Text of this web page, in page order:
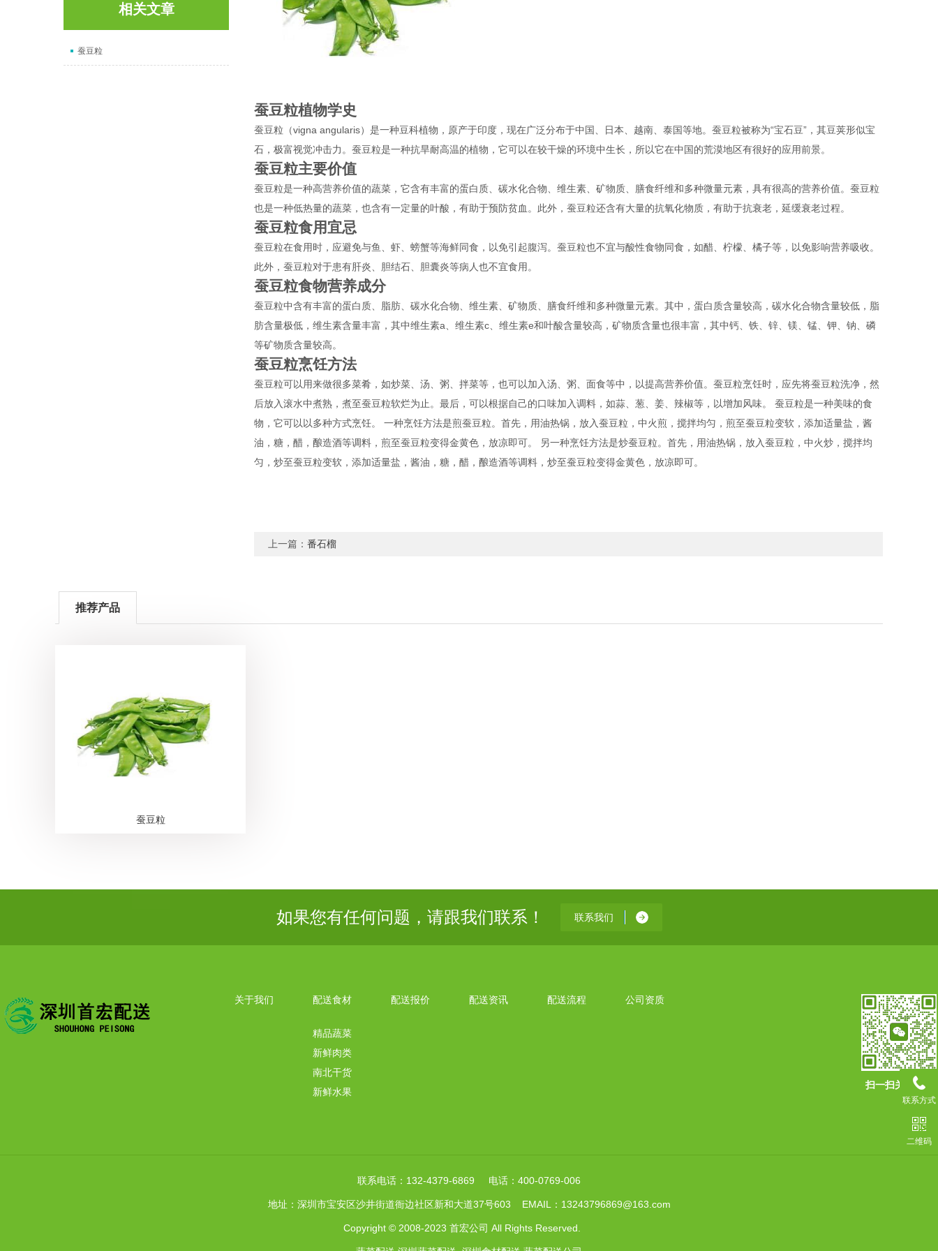
相关文章
蚕豆粒
蚕豆粒植物学史
蚕豆粒（vigna angularis）是一种豆科植物，原产于印度，现在广泛分布于中国、日本、越南、泰国等地。蚕豆粒被称为“宝石豆”，其豆荚形似宝
石，极富视觉冲击力。蚕豆粒是一种抗旱耐高温的植物，它可以在较干燥的环境中生长，所以它在中国的荒漠地区有很好的应用前景。
蚕豆粒主要价值
蚕豆粒是一种高营养价值的蔬菜，它含有丰富的蛋白质、碳水化合物、维生素、矿物质、膳食纤维和多种微量元素，具有很高的营养价值。蚕豆粒
也是一种低热量的蔬菜，也含有一定量的叶酸，有助于预防贫血。此外，蚕豆粒还含有大量的抗氧化物质，有助于抗衰老，延缓衰老过程。
蚕豆粒食用宜忌
蚕豆粒在食用时，应避免与鱼、虾、螃蟹等海鲜同食，以免引起腹泻。蚕豆粒也不宜与酸性食物同食，如醋、柠檬、橘子等，以免影响营养吸收。
此外，蚕豆粒对于患有肝炎、胆结石、胆囊炎等病人也不宜食用。
蚕豆粒食物营养成分
蚕豆粒中含有丰富的蛋白质、脂肪、碳水化合物、维生素、矿物质、膳食纤维和多种微量元素。其中，蛋白质含量较高，碳水化合物含量较低，脂
肪含量极低，维生素含量丰富，其中维生素a、维生素c、维生素e和叶酸含量较高，矿物质含量也很丰富，其中钙、铁、锌、镁、锰、钾、钠、磷
等矿物质含量较高。
蚕豆粒烹饪方法
蚕豆粒可以用来做很多菜肴，如炒菜、汤、粥、拌菜等，也可以加入汤、粥、面食等中，以提高营养价值。蚕豆粒烹饪时，应先将蚕豆粒洗净，然
后放入滚水中煮熟，煮至蚕豆粒软烂为止。最后，可以根据自己的口味加入调料，如蒜、葱、姜、辣椒等，以增加风味。 蚕豆粒是一种美味的食
物，它可以以多种方式烹饪。 一种烹饪方法是煎蚕豆粒。首先，用油热锅，放入蚕豆粒，中火煎，搅拌均匀，煎至蚕豆粒变软，添加适量盐，酱
油，糖，醋，酿造酒等调料，煎至蚕豆粒变得金黄色，放凉即可。 另一种烹饪方法是炒蚕豆粒。首先，用油热锅，放入蚕豆粒，中火炒，搅拌均
匀，炒至蚕豆粒变软，添加适量盐，酱油，糖，醋，酿造酒等调料，炒至蚕豆粒变得金黄色，放凉即可。
上一篇： 番石榴
推荐产品
蚕豆粒
如果您有任何问题，请跟我们联系！ 联系我们
关于我们 配送食材
精品蔬菜
新鲜肉类
南北干货
新鲜水果
配送报价 配送资讯 配送流程 公司资质
扫一扫关注我们
联系电话：132-4379-6869 电话：400-0769-006
地址：深圳市宝安区沙井街道衙边社区新和大道37号603 EMAIL：13243796869@163.com
Copyright © 2008-2023 首宏公司 All Rights Reserved.
联系方式
二维码